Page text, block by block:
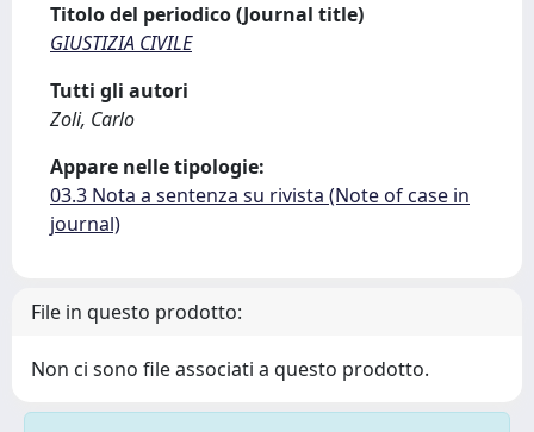
Titolo del periodico (Journal title)
GIUSTIZIA CIVILE
Tutti gli autori
Zoli, Carlo
Appare nelle tipologie:
03.3 Nota a sentenza su rivista (Note of case in
journal)
File in questo prodotto:
Non ci sono file associati a questo prodotto.